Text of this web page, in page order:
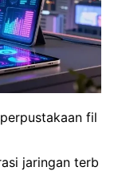
fil
jaringan terb